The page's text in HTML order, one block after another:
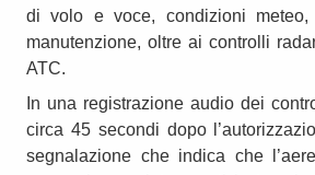
di volo e voce, condizioni
manutenzione, oltre ai controlli
ATC.
In una registrazione audio dei
circa 45 secondi dopo
segnalazione che indica che